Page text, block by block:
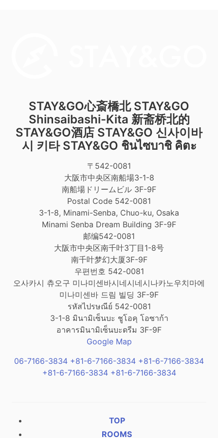
STAY&GO心斎橋北 STAY&GO
Shinsaibashi-Kita 新斋桥北的
STAY&GO酒店 STAY&GO 신사이바
시 키타 STAY&GO ชินไซบาชิ คิตะ
〒542-0081
大阪市中央区南船場3-1-8
南船場ドリームビル 3F-9F
Postal Code 542-0081
3-1-8, Minami-Senba, Chuo-ku, Osaka
Minami Senba Dream Building 3F-9F
邮编542-0081
大阪市中央区南千叶3丁目1-8号
南千叶梦幻大厦3F-9F
우편번호 542-0081
오사카시 츄오구 미나미센바시네시네시나카노우치마에
미나미센바 드림 빌딩 3F-9F
รหัสไปรษณีย์ 542-0081
3-1-8 มินามิเซ็นบะ ชูโอคุ โอซาก้า
อาคารมินามิเซ็นบะดรีม 3F-9F
Google Map
06-7166-3834 +81-6-7166-3834 +81-6-7166-3834
+81-6-7166-3834 +81-6-7166-3834
TOP
ROOMS